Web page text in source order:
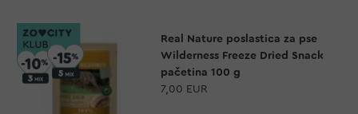
Real Nature poslastica za pse
Wilderness Freeze Dried Snack
pačetina 100 g
7,00 EUR